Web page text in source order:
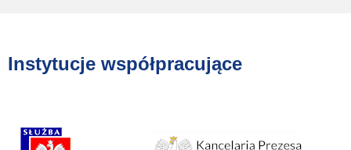
Instytucje współpracujące